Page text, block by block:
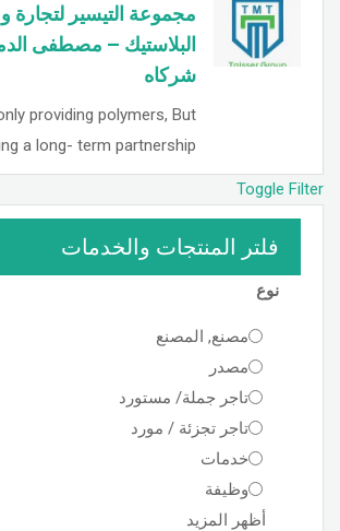
مجموعة التيسير لتجارة
البلاستيك – مصطفى
شركاه
providing polymers, But
a long- term partnership
Toggle Filter
فلتر المنتجات والخدمات
نوع
مصنع, المصنع
مصدر
تاجر جملة/ مستورد
تاجر تجزئة / مورد
خدمات
وظيفة
أظهر المزيد